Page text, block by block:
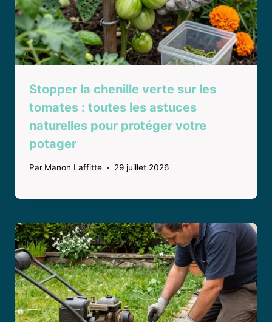
Stopper la chenille verte sur les
tomates : toutes les astuces
naturelles pour protéger votre
potager
Par Manon Laffitte 29 juillet 2026